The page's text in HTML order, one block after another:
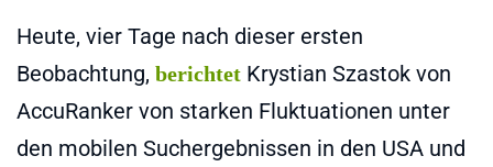
Heute, vier Tage nach dieser ersten
Beobachtung, berichtet Krystian Szastok von
AccuRanker von starken Fluktuationen unter
den mobilen Suchergebnissen in den USA und